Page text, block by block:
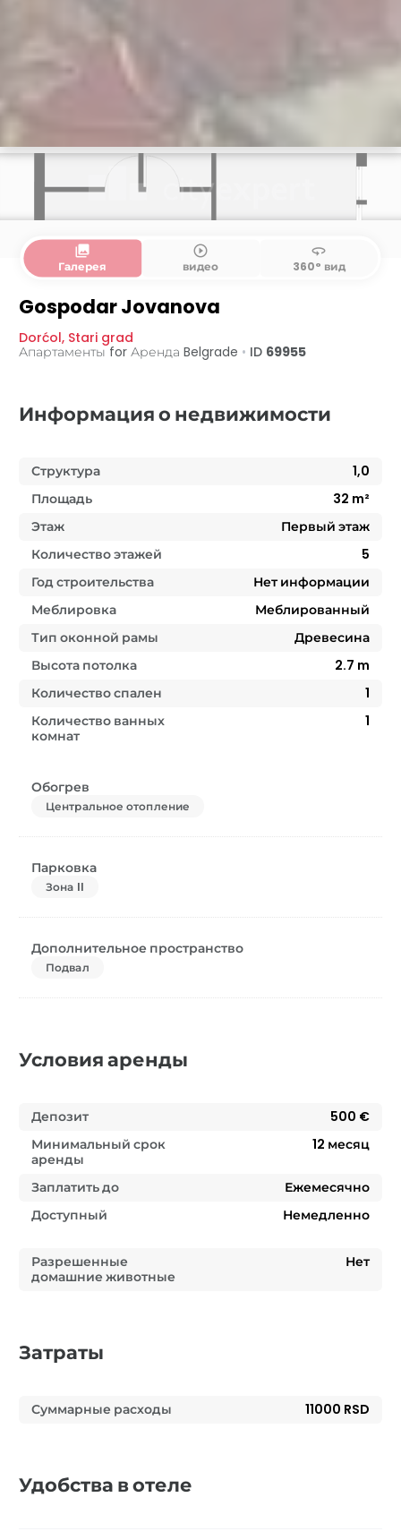
collections
Галерея
play_circle_outline
видео
360
360° вид
Gospodar Jovanova
Dorćol, Stari grad
Апартаменты for Аренда Belgrade • ID 69955
Информация о недвижимости
Структура
1,0
Площадь
32 m²
Этаж
Первый этаж
Количество этажей
5
Год строительства
Нет информации
Меблировка
Меблированный
Тип оконной рамы
Древесина
Высота потолка
2.7 m
Количество спален
1
Количество ванных
комнат
1
Обогрев
Центральное отопление
Парковка
Зона II
Дополнительное пространство
Подвал
Условия аренды
Депозит
500 €
Минимальный срок
аренды
12 месяц
Заплатить до
Ежемесячно
Доступный
Немедленно
Разрешенные
домашние животные
Нет
Затраты
Суммарные расходы 11000 RSD
Удобства в отеле